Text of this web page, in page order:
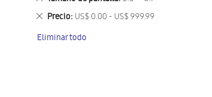
artículo
este
artículo
Precio US$ 0.00 - US$ 999.99
Eliminar
artículo
Eliminar todo